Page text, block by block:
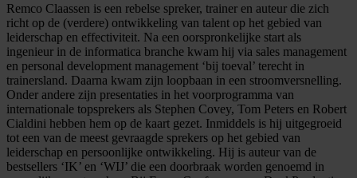
Remco Claassen is een rebelse spreker, trainer en auteur die zich
richt op de (verdere) ontwikkeling van talent op het gebied van
leiderschap en effectiviteit. Na een oorspronkelijke start als
ingenieur in de informatica branche kwam hij via sales management
en personal development management ‘bij toeval’ terecht in
trainersland. Daarna kwam zijn loopbaan in een stroomversnelling.
Onder andere zijn presentaties in het voorprogramma van
internationale topsprekers als Stephen Covey, Tom Peters en Robert
Cialdini hebben hem op de kaart gezet. Inmiddels is hij uitgegroeid
tot een van de meest gevraagde sprekers op het gebied van
leiderschap en persoonlijke ontwikkeling. Hij is auteur van de
bestsellers ‘IK’ en ‘WIJ’ die een doorbraak worden genoemd in